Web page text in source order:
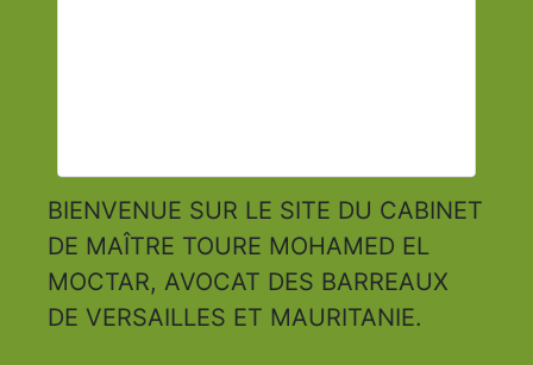
BIENVENUE SUR LE SITE DU CABINET
DE MAÎTRE TOURE MOHAMED EL
MOCTAR, AVOCAT DES BARREAUX
DE VERSAILLES ET MAURITANIE.